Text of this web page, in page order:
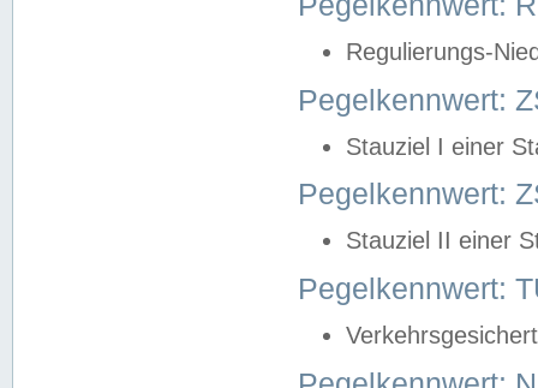
Regulierungs-
Pegelkennwert:
Stauziel I einer
Pegelkennwert:
Stauziel II einer
Pegelkennwert: